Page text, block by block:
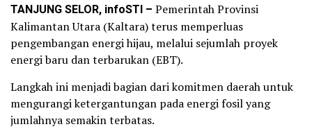
TANJUNG SELOR, infoSTI – Pemerintah Provinsi
Kalimantan Utara (Kaltara) terus memperluas
pengembangan energi hijau, melalui sejumlah proyek
energi baru dan terbarukan (EBT).
Langkah ini menjadi bagian dari komitmen daerah untuk
mengurangi ketergantungan pada energi fosil yang
jumlahnya semakin terbatas.